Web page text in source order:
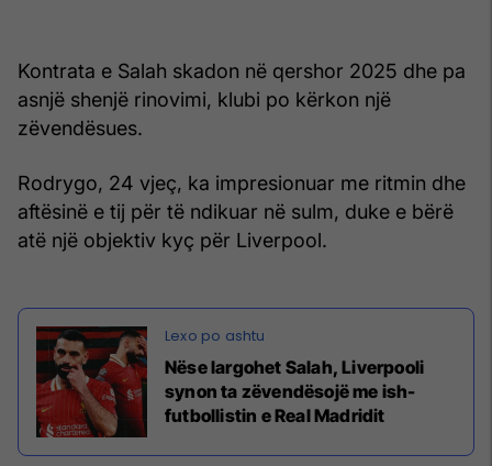
Kontrata e Salah skadon në qershor 2025 dhe pa
asnjë shenjë rinovimi, klubi po kërkon një
zëvendësues.
Rodrygo, 24 vjeç, ka impresionuar me ritmin dhe
aftësinë e tij për të ndikuar në sulm, duke e bërë
atë një objektiv kyç për Liverpool.
Nëse largohet Salah, Liverpooli
synon ta zëvendësojë me ish-
futbollistin e Real Madridit